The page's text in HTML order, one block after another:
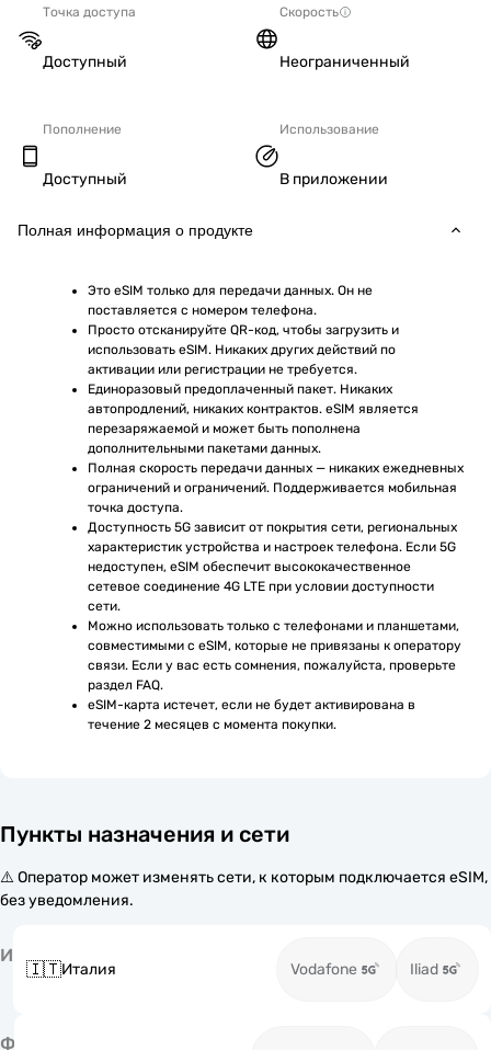
Точка доступа
Доступный
Скорость
Неограниченный
Пополнение
Доступный
Использование
В приложении
Полная информация о продукте
Это eSIM только для передачи данных. Он не
поставляется с номером телефона.
Просто отсканируйте QR-код, чтобы загрузить и
использовать eSIM. Никаких других действий по
активации или регистрации не требуется.
Единоразовый предоплаченный пакет. Никаких
автопродлений, никаких контрактов. eSIM является
перезаряжаемой и может быть пополнена
дополнительными пакетами данных.
Полная скорость передачи данных — никаких ежедневных
ограничений и ограничений. Поддерживается мобильная
точка доступа.
Доступность 5G зависит от покрытия сети, региональных
характеристик устройства и настроек телефона. Если 5G
недоступен, eSIM обеспечит высококачественное
сетевое соединение 4G LTE при условии доступности
сети.
Можно использовать только с телефонами и планшетами,
совместимыми с eSIM, которые не привязаны к оператору
связи. Если у вас есть сомнения, пожалуйста, проверьте
раздел FAQ.
eSIM-карта истечет, если не будет активирована в
течение 2 месяцев с момента покупки.
Пункты назначения и сети
⚠️ Оператор может изменять сети, к которым подключается eSIM,
без уведомления.
И
🇮🇹Италия Vodafone Iliad
Ф